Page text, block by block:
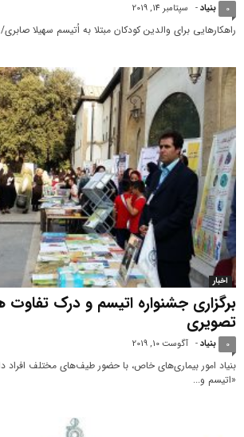
بنیاد- سپتامبر 14, 2019 0
راهکارهایی برای والدین کودکان مبتلا به اُتیسم سهیلا
اخبار
برگزاری جشنواره اتیسم و درک تفاوت
تصویری
بنیاد- آگوست 10, 2019 0
بنیاد امور بیماری‌های خاص، با حضور طیف‌های مختلف افراد
«اتیسم و...